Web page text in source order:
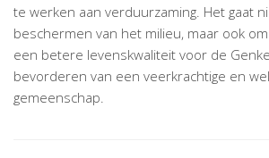
te werken aan verduurzaming. Het gaat
beschermen van het milieu, maar ook
een betere levenskwaliteit voor de
bevorderen van een veerkrachtige en
gemeenschap.